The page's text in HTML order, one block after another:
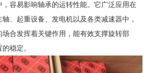
容易影响轴承的运转性能。它广泛应用在
、起重设备、发电机以及各类减速器中，
合发挥着关键作用，能有效支撑旋转部
稳定。